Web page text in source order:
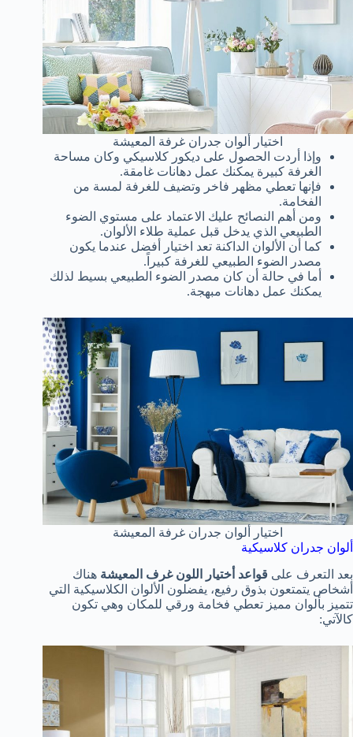
اختيار ألوان جدران غرفة المعيشة
وإذا أردت الحصول على ديكور كلاسيكي وكان مساحة
الغرفة كبيرة يمكنك عمل دهانات غامقة.
فإنها تعطي مظهر فاخر وتضيف للغرفة لمسة من
الفخامة.
ومن أهم النصائح عليك الاعتماد على مستوي الضوء
الطبيعي الذي يدخل قبل عملية طلاء الألوان.
كما أن الألوان الداكنة تعد اختيار أفضل عندما يكون
مصدر الضوء الطبيعي للغرفة كبيراً.
أما في حالة أن كان مصدر الضوء الطبيعي بسيط لذلك
يمكنك عمل دهانات مبهجة.
اختيار ألوان جدران غرفة المعيشة
ألوان جدران كلاسيكية
بعد التعرف على قواعد أختيار اللون غرف المعيشة هناك
أشخاص يتمتعون بذوق رفيع، يفضلون الألوان الكلاسيكية التي
تتميز بألوان مميز تعطي فخامة ورقي للمكان وهي تكون
كالآتي: